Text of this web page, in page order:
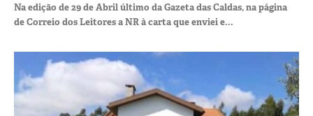
Na edição de 29 de Abril último da Gazeta das Caldas, na página
de Correio dos Leitores a NR à carta que enviei e...